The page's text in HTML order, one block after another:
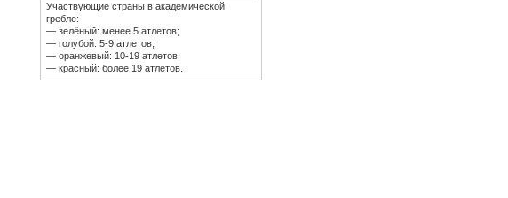
Участвующие страны в академической
гребле:
— зелёный: менее 5 атлетов;
— голубой: 5-9 атлетов;
— оранжевый: 10-19 атлетов;
— красный: более 19 атлетов.